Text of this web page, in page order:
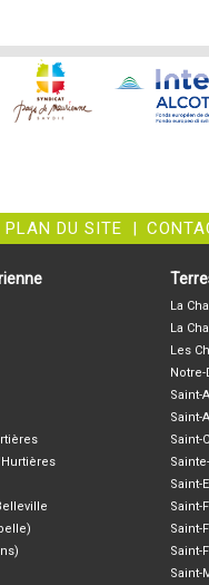
PLAN DU SITE |
La
La
Les
Saint-
Saint-
Saint-
Saint-
Saint-
Saint-
Saint-
Saint-